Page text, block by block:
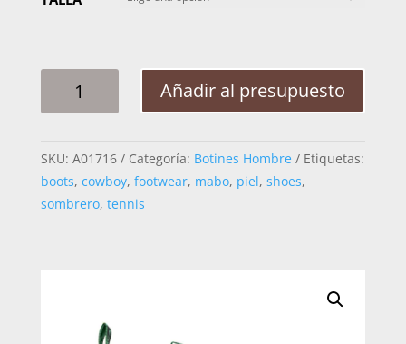
HOMBRE
TRACTOR
P922
CANTIDAD
Añadir al presupuesto
SKU: A01716 Categoría: Botines Hombre
Etiquetas:
boots, cowboy, footwear, mabo, piel, shoes,
sombrero, tennis